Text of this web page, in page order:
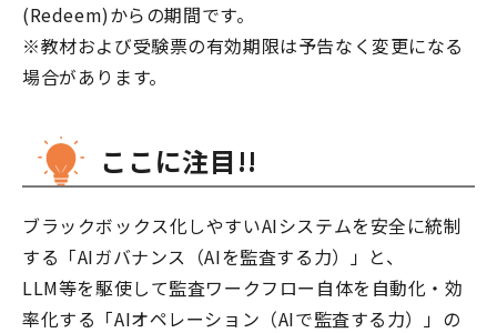
(Redeem)からの期間です。
※教材および受験票の有効期限は予告なく変更になる
場合があります。
ここに注目!!
ブラックボックス化しやすいAIシステムを安全に統制
する「AIガバナンス（AIを監査する力）」と、
LLM等を駆使して監査ワークフロー自体を自動化・効
率化する「AIオペレーション（AIで監査する力）」の